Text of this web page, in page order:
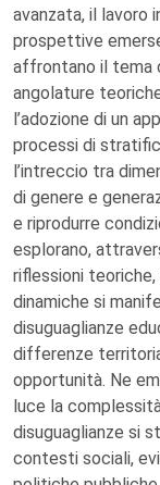
avanzata, il lavoro
prospettive
affrontano il tema
angolature
l’adozione di un
processi di
l’intreccio tra
di genere e
e riprodurre
esplorano,
riflessioni
dinamiche si
disuguaglianze
differenze
opportunità. Ne
luce la
disuguaglianze si
contesti sociali,